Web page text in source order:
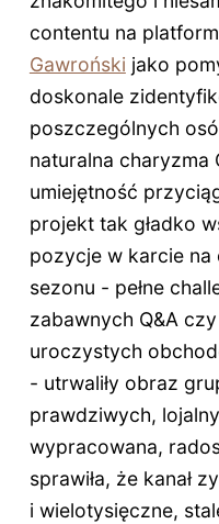
contentu na
Gawroński jako
doskonale
poszczególnych
naturalna charyzma
umiejętność
projekt tak gładko
pozycje w karcie na
sezonu - pełne
zabawnych Q&A
uroczystych
- utrwaliły obraz
prawdziwych,
wypracowana,
sprawiła, że kanał
i wielotysięczne,